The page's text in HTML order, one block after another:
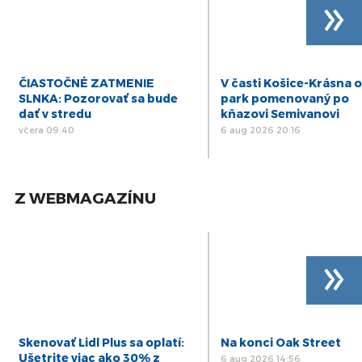
ČIASTOČNÉ ZATMENIE
SLNKA: Pozorovať sa bude
dať v stredu
včera 09:40
V časti Košice-Krásna
park pomenovaný po
kňazovi Semivanovi
6 aug 2026 20:16
»
Z WEBMAGAZÍNU
Skenovať Lidl Plus sa oplatí:
Ušetrite viac ako 30% z
Na konci Oak Street
6 aug 2026 14:56
»